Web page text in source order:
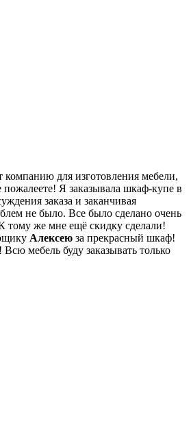
для изготовления мебели,
Я заказывала шкаф-купе в
заказа и заканчивая
не было. Все было сделано очень
тому же мне ещё скидку сделали!
Алексею за прекрасный шкаф!
Всю мебель буду заказывать только